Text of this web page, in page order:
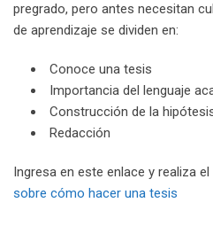
pregrado, pero antes necesitan
de aprendizaje se dividen en:
Conoce una tesis
Importancia del lenguaje
Construcción de la
Redacción
Ingresa en este enlace y realiza
sobre cómo hacer una tesis